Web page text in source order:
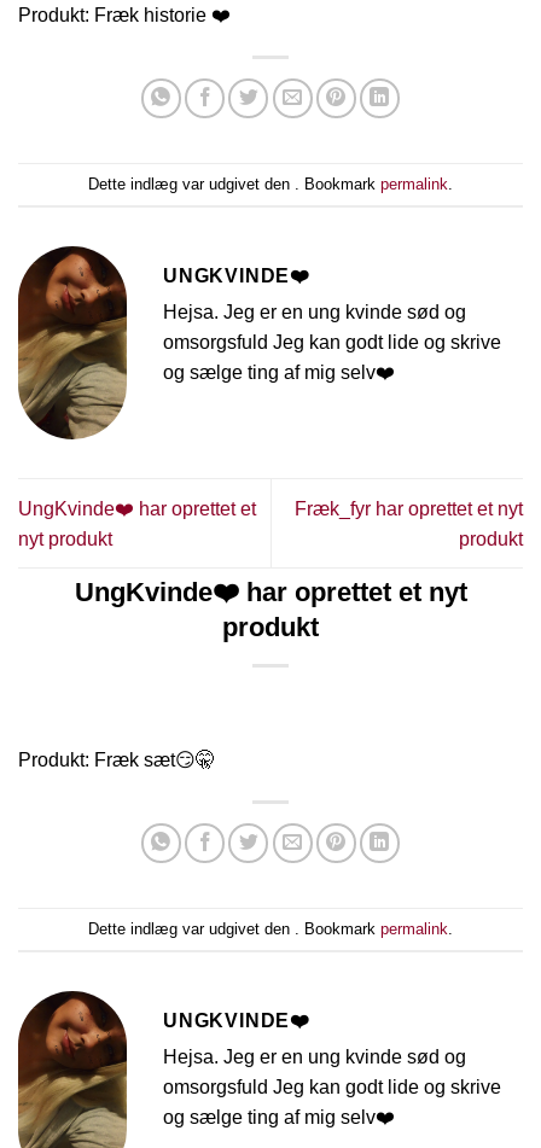
Produkt: Fræk historie ❤️
Dette indlæg var udgivet den . Bookmark permalink
UNGKVINDE❤️
Hejsa. Jeg er en ung kvinde sød og
omsorgsfuld Jeg kan godt lide og skrive
og sælge ting af mig selv❤️
UngKvinde❤️ har oprettet et
nyt produkt
Fræk_fyr har oprettet et nyt
produkt
UngKvinde❤️ har oprettet et nyt
produkt
Produkt: Fræk sæt😏🤫
Dette indlæg var udgivet den . Bookmark permalink
UNGKVINDE❤️
Hejsa. Jeg er en ung kvinde sød og
omsorgsfuld Jeg kan godt lide og skrive
og sælge ting af mig selv❤️